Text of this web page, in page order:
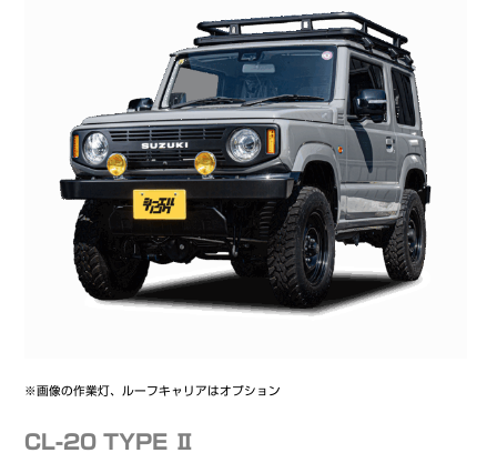
※画像の作業灯、ルーフキャリアはオプション
CL-20 TYPE Ⅱ